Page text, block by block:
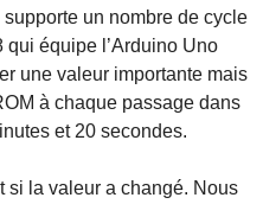
supporte un nombre de cycle
qui équipe l’Arduino Uno
une valeur importante mais
à chaque passage dans
et 20 secondes.
si la valeur a changé. Nous